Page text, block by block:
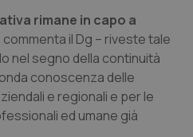
rimane in capo a
commenta il Dg – riveste tale
nel segno della continuità
conoscenza delle
e regionali e per le
ed umane già